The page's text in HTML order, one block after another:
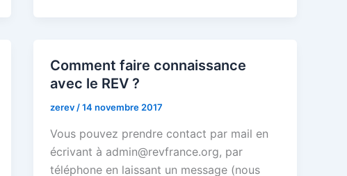
Comment faire connaissance
avec le REV ?
zerev /14 novembre 2017
Vous pouvez prendre contact par mail en
écrivant à admin@revfrance.org, par
téléphone en laissant un message (nous